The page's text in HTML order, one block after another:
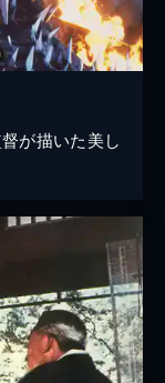
が描いた美し